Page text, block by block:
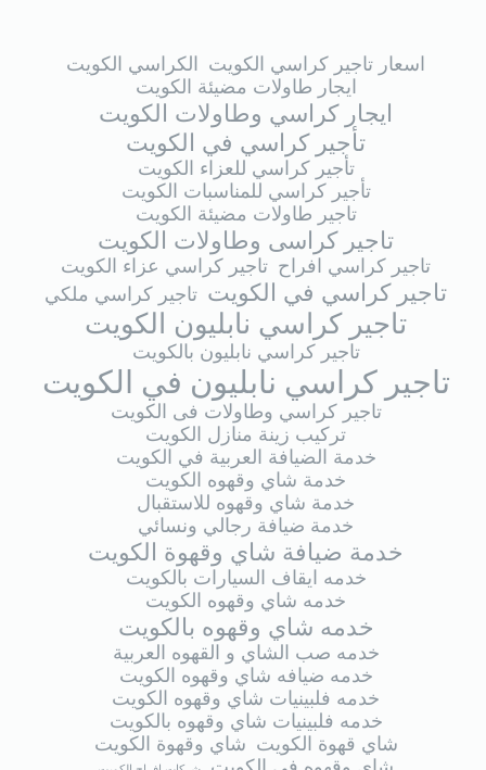
اسعار تاجير كراسي الكويت
الكراسي الكويت
ايجار طاولات مضيئة الكويت
ايجار كراسي وطاولات الكويت
تأجير كراسي في الكويت
تأجير كراسي للعزاء الكويت
تأجير كراسي للمناسبات الكويت
تاجير طاولات مضيئة الكويت
تاجير كراسى وطاولات الكويت
تاجير كراسي افراح تاجير كراسي عزاء الكويت
تاجير كراسي في الكويت تاجير كراسي ملكي
تاجير كراسي نابليون الكويت
تاجير كراسي نابليون بالكويت
تاجير كراسي نابليون في الكويت
تاجير كراسي وطاولات فى الكويت
تركيب زينة منازل الكويت
خدمة الضيافة العربية في الكويت
خدمة شاي وقهوه الكويت
خدمة شاي وقهوه للاستقبال
خدمة ضيافة رجالي ونسائي
خدمة ضيافة شاي وقهوة الكويت
خدمه ايقاف السيارات بالكويت
خدمه شاي وقهوه الكويت
خدمه شاي وقهوه بالكويت
خدمه صب الشاي و القهوه العربية
خدمه ضيافه شاي وقهوه الكويت
خدمه فلبينيات شاي وقهوه الكويت
خدمه فلبينيات شاي وقهوه بالكويت
شاي قهوة الكويت شاي وقهوة الكويت